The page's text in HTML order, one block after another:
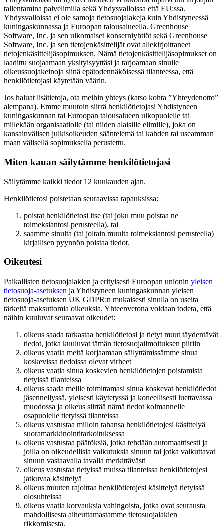
tallentamina palvelimilla sekä Yhdysvalloissa että EU:ssa.
Yhdysvalloissa ei ole samoja tietosuojalakeja kuin Yhdistyneessä
kuningaskunnassa ja Euroopan talousalueella. Greenhouse
Software, Inc. ja sen ulkomaiset konserniyhtiöt sekä Greenhouse
Software, Inc. ja sen tietojenkäsittelijät ovat allekirjoittaneet
tietojenkäsittelijäsopimuksen. Nämä tietojenkäsittelijäsopimukset on
laadittu suojaamaan yksityisyyttäsi ja tarjoamaan sinulle
oikeussuojakeinoja siinä epätodennäköisessä tilanteessa, että
henkilötietojasi käytetään väärin.
Jos haluat lisätietoja, ota meihin yhteys (katso kohta ”Yhteydenotto”
alempana). Emme muutoin siirrä henkilötietojasi Yhdistyneen
kuningaskunnan tai Euroopan talousalueen ulkopuolelle tai
millekään organisaatiolle (tai niiden alaisille elimille), joka on
kansainvälisen julkisoikeuden sääntelemä tai kahden tai useamman
maan välisellä sopimuksella perustettu.
Miten kauan säilytämme henkilötietojasi
Säilytämme kaikki tiedot 12 kuukauden ajan.
Henkilötietosi poistetaan seuraavissa tapauksissa:
poistat henkilötietosi itse (tai joku muu poistaa ne
toimeksiantosi perusteella), tai
saamme sinulta (tai joltain muulta toimeksiantosi perusteella)
kirjallisen pyynnön poistaa tiedot.
Oikeutesi
Paikallisten tietosuojalakien ja erityisesti Euroopan unionin yleisen
tietosuoja-asetuksen ja Yhdistyneen kuningaskunnan yleisen
tietosuoja-asetuksen UK GDPR:n mukaisesti sinulla on useita
tärkeitä maksuttomia oikeuksia. Yhteenvetona voidaan todeta, että
näihin kuuluvat seuraavat oikeudet:
oikeus saada tarkastaa henkilötietosi ja tietyt muut täydentävät
tiedot, jotka kuuluvat tämän tietosuojailmoituksen piiriin
oikeus vaatia meitä korjaamaan säilyttämissämme sinua
koskevissa tiedoissa olevat virheet
oikeus vaatia sinua koskevien henkilötietojen poistamista
tietyissä tilanteissa
oikeus saada meille toimittamasi sinua koskevat henkilötiedot
jäsennellyssä, yleisesti käytetyssä ja koneellisesti luettavassa
muodossa ja oikeus siirtää nämä tiedot kolmannelle
osapuolelle tietyissä tilanteissa
oikeus vastustaa milloin tahansa henkilötietojesi käsittelyä
suoramarkkinointitarkoituksessa
oikeus vastustaa päätöksiä, jotka tehdään automaattisesti ja
joilla on oikeudellisia vaikutuksia sinuun tai jotka vaikuttavat
sinuun vastaavalla tavalla merkittävästi
oikeus vastustaa tietyissä muissa tilanteissa henkilötietojesi
jatkuvaa käsittelyä
oikeus muuten rajoittaa henkilötietojesi käsittelyä tietyissä
olosuhteissa
oikeus vaatia korvauksia vahingoista, jotka ovat seurausta
mahdollisesta aiheuttamastamme tietosuojalakien
rikkomisesta.